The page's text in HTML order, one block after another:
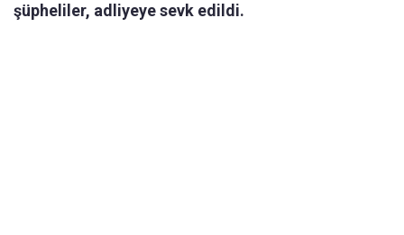
şüpheliler, adliyeye sevk edildi.